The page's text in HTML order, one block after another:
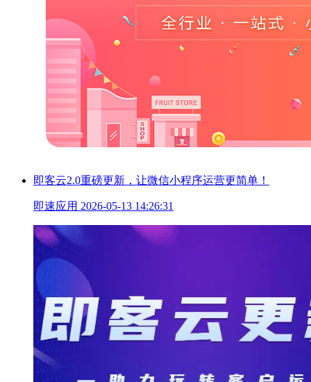
即客云2.0重磅更新，让微信小程序运营更简单！
即速应用 2026-05-13 14:26:31